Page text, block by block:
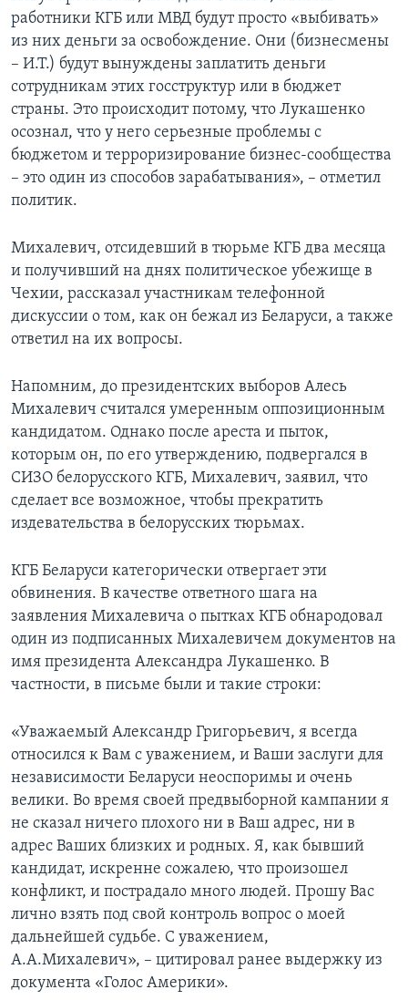
работники КГБ или МВД будут просто «выбивать»
из них деньги за освобождение. Они (бизнесмены
– И.Т.) будут вынуждены заплатить деньги
сотрудникам этих госструктур или в бюджет
страны. Это происходит потому, что Лукашенко
осознал, что у него серьезные проблемы с
бюджетом и терроризирование бизнес-сообщества
– это один из способов зарабатывания», – отметил
политик.
Михалевич, отсидевший в тюрьме КГБ два месяца
и получивший на днях политическое убежище в
Чехии, рассказал участникам телефонной
дискуссии о том, как он бежал из Беларуси, а также
ответил на их вопросы.
Напомним, до президентских выборов Алесь
Михалевич считался умеренным оппозиционным
кандидатом. Однако после ареста и пыток,
которым он, по его утверждению, подвергался в
СИЗО белорусского КГБ, Михалевич, заявил, что
сделает все возможное, чтобы прекратить
издевательства в белорусских тюрьмах.
КГБ Беларуси категорически отвергает эти
обвинения. В качестве ответного шага на
заявления Михалевича о пытках КГБ обнародовал
один из подписанных Михалевичем документов на
имя президента Александра Лукашенко. В
частности, в письме были и такие строки:
«Уважаемый Александр Григорьевич, я всегда
относился к Вам с уважением, и Ваши заслуги для
независимости Беларуси неоспоримы и очень
велики. Во время своей предвыборной кампании я
не сказал ничего плохого ни в Ваш адрес, ни в
адрес Ваших близких и родных. Я, как бывший
кандидат, искренне сожалею, что произошел
конфликт, и пострадало много людей. Прошу Вас
лично взять под свой контроль вопрос о моей
дальнейшей судьбе. С уважением,
А.А.Михалевич», – цитировал ранее выдержку из
документа «Голос Америки».